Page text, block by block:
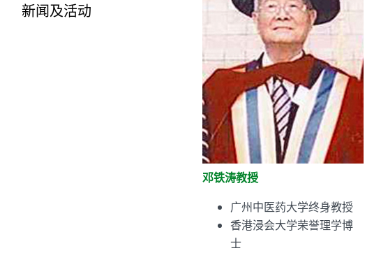
新闻及活动
邓铁涛教授
广州中医药大学终身教授
香港浸会大学荣誉理学博
士